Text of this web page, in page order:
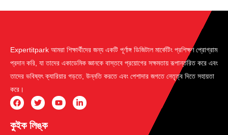
Expertitpark আমরা শিক্ষার্থীদের জন্য একটি পূর্ণাঙ্গ ডিজিটাল মার্কেটিং প্রশিক্ষণ প্রোগ্রাম
প্রদান করি, যা তাদের একাডেমিক জ্ঞানকে বাস্তবে প্রয়োগের সক্ষমতায় রূপান্তরিত করে এবং
তাদের ভবিষ্যৎ ক্যারিয়ার গড়তে, উন্নতি করতে এবং পেশাদার জগতে নেতৃত্ব দিতে সহায়তা
করে।
কুইক লিঙ্ক